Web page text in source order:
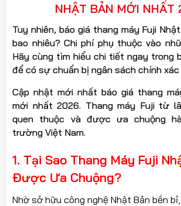
NHẬT BẢN MỚI NHẤT
Tuy nhiên, báo giá thang máy Fuji
bao nhiêu? Chi phí phụ thuộc vào
Hãy cùng tìm hiểu chi tiết ngay trong
để có sự chuẩn bị ngân sách chính xác
Cập nhật mới nhất báo giá thang
mới nhất 2026. Thang máy Fuji từ
quen thuộc và được ưa chuộng
trường Việt Nam.
1. Tại Sao Thang Máy Fuji
Được Ưa Chuộng?
Nhờ sở hữu công nghệ Nhật Bản bền